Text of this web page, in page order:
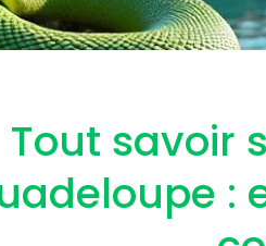
Tout savoir
: